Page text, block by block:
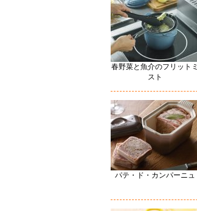
春野菜と魚介のフリットミ
スト
パテ・ド・カンパーニュ